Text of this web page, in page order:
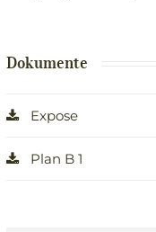
Dokumente
Expose
Plan B 1